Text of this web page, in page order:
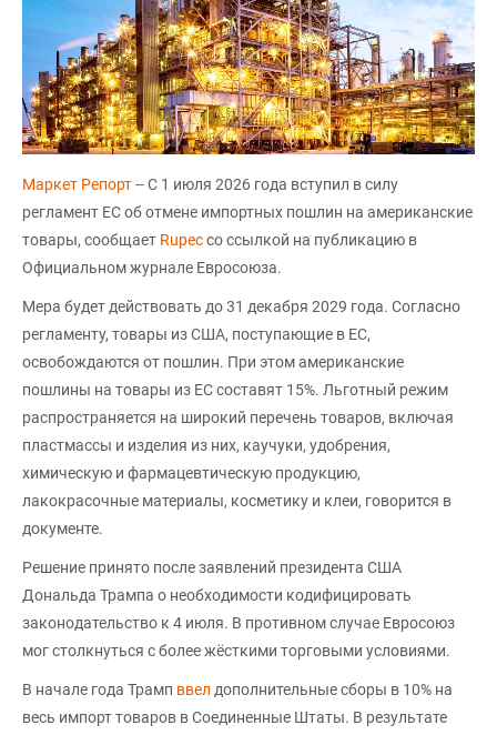
Маркет Репорт-- С 1 июля 2026 года вступил в силу
регламент ЕС об отмене импортных пошлин на американские
товары, сообщает Rupecсо ссылкой на публикацию в
Официальном журнале Евросоюза.
Мера будет действовать до 31 декабря 2029 года. Согласно
регламенту, товары из США, поступающие в ЕС,
освобождаются от пошлин. При этом американские
пошлины на товары из ЕС составят 15%. Льготный режим
распространяется на широкий перечень товаров, включая
пластмассы и изделия из них, каучуки, удобрения,
химическую и фармацевтическую продукцию,
лакокрасочные материалы, косметику и клеи, говорится в
документе.
Решение принято после заявлений президента США
Дональда Трампа о необходимости кодифицировать
законодательство к 4 июля. В противном случае Евросоюз
мог столкнуться с более жёсткими торговыми условиями.
В начале года Трамп ввел дополнительные сборы в 10% на
весь импорт товаров в Соединенные Штаты. В результате